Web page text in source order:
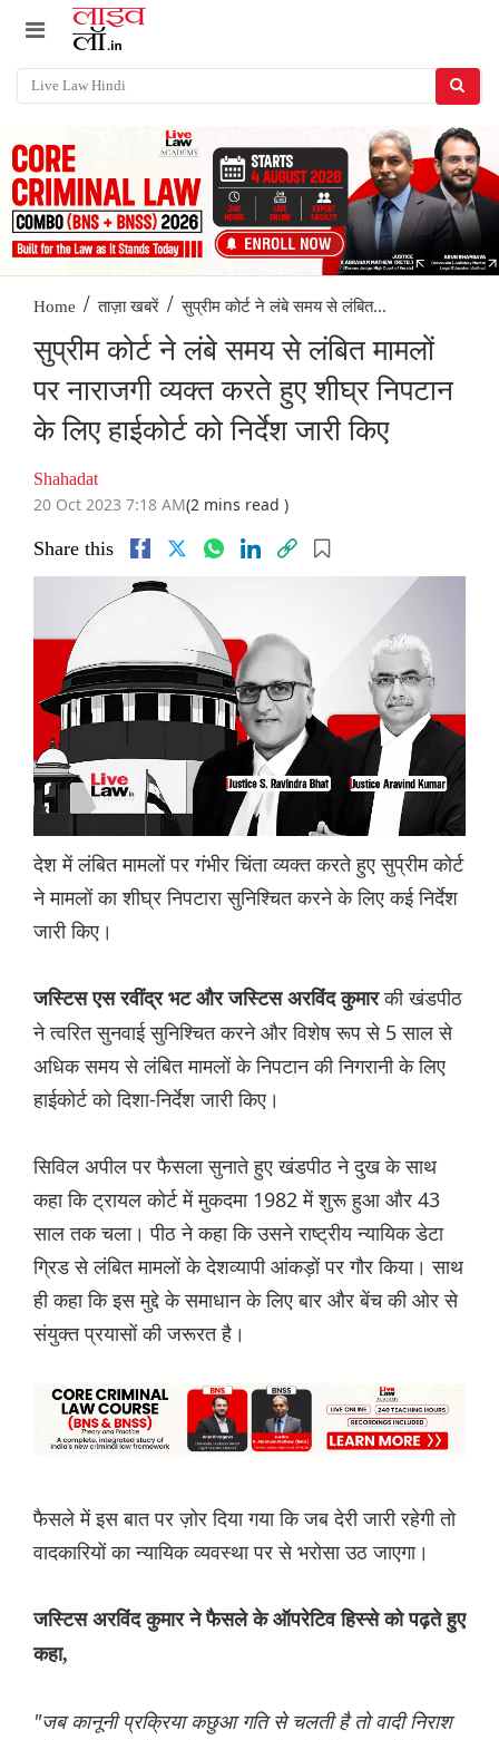
Home / ताज़ा खबरें / सुप्रीम कोर्ट ने लंबे समय से लंबित...
सुप्रीम कोर्ट ने लंबे समय से लंबित मामलों
पर नाराजगी व्यक्त करते हुए शीघ्र निपटान
के लिए हाईकोर्ट को निर्देश जारी किए
Shahadat
20 Oct 2023 7:18 AM(2 mins read )
Share this
देश में लंबित मामलों पर गंभीर चिंता व्यक्त करते हुए सुप्रीम कोर्ट
ने मामलों का शीघ्र निपटारा सुनिश्चित करने के लिए कई निर्देश
जारी किए।
जस्टिस एस रवींद्र भट और जस्टिस अरविंद कुमारकी खंडपीठ
ने त्वरित सुनवाई सुनिश्चित करने और विशेष रूप से 5 साल से
अधिक समय से लंबित मामलों के निपटान की निगरानी के लिए
हाईकोर्ट को दिशा-निर्देश जारी किए।
सिविल अपील पर फैसला सुनाते हुए खंडपीठ ने दुख के साथ
कहा कि ट्रायल कोर्ट में मुकदमा 1982 में शुरू हुआ और 43
साल तक चला। पीठ ने कहा कि उसने राष्ट्रीय न्यायिक डेटा
ग्रिड से लंबित मामलों के देशव्यापी आंकड़ों पर गौर किया। साथ
ही कहा कि इस मुद्दे के समाधान के लिए बार और बेंच की ओर से
संयुक्त प्रयासों की जरूरत है।
फैसले में इस बात पर ज़ोर दिया गया कि जब देरी जारी रहेगी तो
वादकारियों का न्यायिक व्यवस्था पर से भरोसा उठ जाएगा।
जस्टिस अरविंद कुमार ने फैसले के ऑपरेटिव हिस्से को पढ़ते हुए
कहा,
"जब कानूनी प्रक्रिया कछुआ गति से चलती है तो वादी निराश